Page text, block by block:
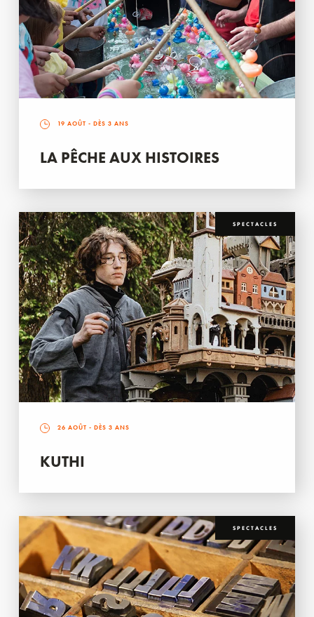
19 AOÛT - DÈS 3 ANS
LA PÊCHE AUX HISTOIRES
SPECTACLES
26 AOÛT - DÈS 3 ANS
KUTHI
SPECTACLES